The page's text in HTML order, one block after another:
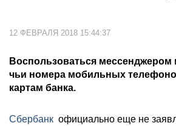
12 ФЕВРАЛЯ 2018 15:44:37
Воспользоваться мессенджером
чьи номера мобильных
картам банка.
Сбербанк официально еще не